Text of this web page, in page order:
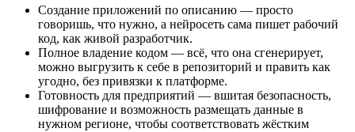
Создание приложений по описанию — просто
говоришь, что нужно, а нейросеть сама пишет рабочий
код, как живой разработчик.
Полное владение кодом — всё, что она сгенерирует,
можно выгрузить к себе в репозиторий и править как
угодно, без привязки к платформе.
Готовность для предприятий — вшитая безопасность,
шифрование и возможность размещать данные в
нужном регионе, чтобы соответствовать жёстким